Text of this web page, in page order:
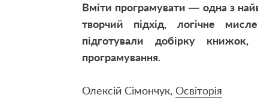
Вміти програмувати — одна з
творчий підхід, логічне
підготували добірку
програмування.
Олексій Сімончук, Освіторія